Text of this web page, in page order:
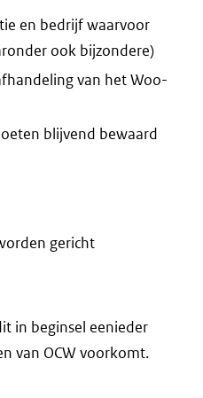
en bedrijf waarvoor
ook bijzondere)
van het Woo-
blijvend bewaard
gericht
in beginsel eenieder
van OCW voorkomt.